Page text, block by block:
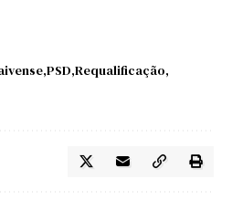
PSD Requalificação